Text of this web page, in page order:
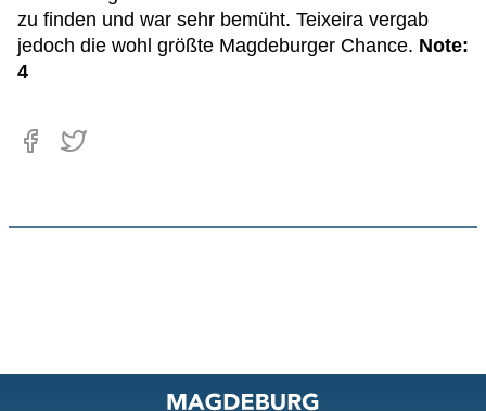
zu finden und war sehr bemüht. Teixeira vergab
jedoch die wohl größte Magdeburger Chance. Note:
4